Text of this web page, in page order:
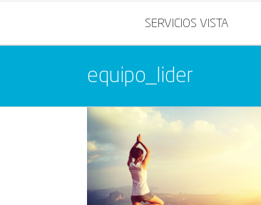
SERVICIOS VISTA
equipo_lider